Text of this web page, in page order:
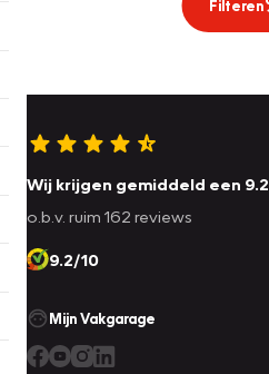
Filteren
Wij krijgen gemiddeld een 9.2
o.b.v. ruim 162 reviews
9.2/10
Mijn Vakgarage